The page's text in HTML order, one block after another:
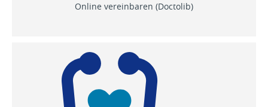
Online vereinbaren (Doctolib)